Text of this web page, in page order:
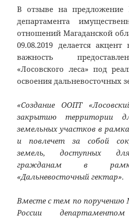
В отзыве на предложение
департамента
отношений Магаданской
09.08.2019 делается акцент
важность
«Лосовского леса» под
освоения дальневосточных
«Создание ООПТ
закрытию территории
земельных участков в
и повлечет за собой
земель, доступных для
гражданам в
«Дальневосточный гектар».
Вместе с тем по поручению
России